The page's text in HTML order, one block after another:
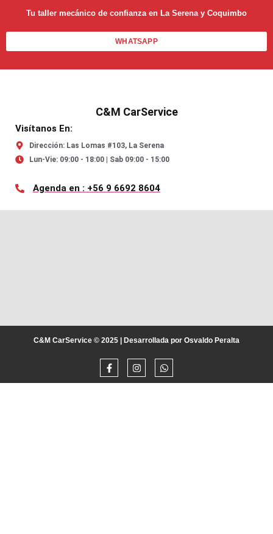
Tu taller mecánico de confianza en La Serena y Coquimbo
WHATSAPP
C&M CarService
Visítanos En:
Dirección: Las Lomas #103, La Serena
Lun-Vie: 09:00 - 18:00 | Sab 09:00 - 15:00
Agenda en : +56 9 6692 8604
C&M CarService © 2025 | Desarrollada por Osvaldo Peralta